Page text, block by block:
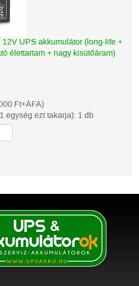
UPS akkumulátor (long-life +
élettartam + nagy kisütőáram)
Ft+ÁFA)
egység ezt takarja): 1 db